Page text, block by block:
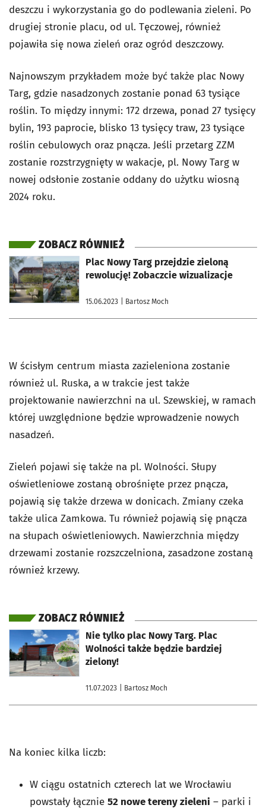
deszczu i wykorzystania go do podlewania zieleni. Po
drugiej stronie placu, od ul. Tęczowej, również
pojawiła się nowa zieleń oraz ogród deszczowy.
Najnowszym przykładem może być także plac Nowy
Targ, gdzie nasadzonych zostanie ponad 63 tysiące
roślin. To między innymi: 172 drzewa, ponad 27 tysięcy
bylin, 193 paprocie, blisko 13 tysięcy traw, 23 tysiące
roślin cebulowych oraz pnącza. Jeśli przetarg ZZM
zostanie rozstrzygnięty w wakacje, pl. Nowy Targ w
nowej odsłonie zostanie oddany do użytku wiosną
2024 roku.
ZOBACZ RÓWNIEŻ
Plac Nowy Targ przejdzie zieloną
rewolucję! Zobaczcie wizualizacje
15.06.2023 | Bartosz Moch
otworzy się w nowej karcie
W ścisłym centrum miasta zazieleniona zostanie
również ul. Ruska, a w trakcie jest także
projektowanie nawierzchni na ul. Szewskiej, w ramach
której uwzględnione będzie wprowadzenie nowych
nasadzeń.
Zieleń pojawi się także na pl. Wolności. Słupy
oświetleniowe zostaną obrośnięte przez pnącza,
pojawią się także drzewa w donicach. Zmiany czeka
także ulica Zamkowa. Tu również pojawią się pnącza
na słupach oświetleniowych. Nawierzchnia między
drzewami zostanie rozszczelniona, zasadzone zostaną
również krzewy.
ZOBACZ RÓWNIEŻ
Nie tylko plac Nowy Targ. Plac
Wolności także będzie bardziej
zielony!
11.07.2023 | Bartosz Moch
otworzy się w nowej karcie
Na koniec kilka liczb:
W ciągu ostatnich czterech lat we Wrocławiu
powstały łącznie 52 nowe tereny zieleni – parki i